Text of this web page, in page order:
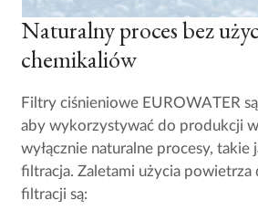
Naturalny proces bez
chemikaliów
Filtry ciśnieniowe EUROWATER
aby wykorzystywać do produkcji
wyłącznie naturalne procesy, takie
filtracja. Zaletami użycia powietrza
filtracji są: